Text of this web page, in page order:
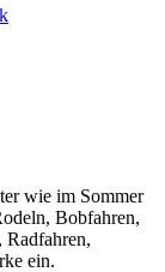
wie im Sommer
Bobfahren,
Radfahren,
ein.